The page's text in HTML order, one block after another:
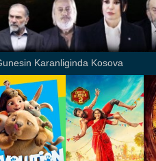
Karanliginda Kosova